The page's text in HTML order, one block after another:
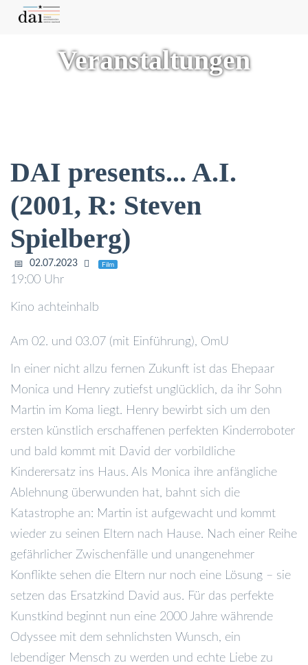
Veranstaltungen
DAI presents... A.I.
(2001, R: Steven
Spielberg)
02.07.2023 Film
19:00 Uhr
Kino achteinhalb
Am 02. und 03.07 (mit Einführung), OmU
In einer nicht allzu fernen Zukunft ist das Ehepaar
Monica und Henry zutiefst unglücklich, da ihr Sohn
Martin im Koma liegt. Henry bewirbt sich um den
ersten künstlich erschaffenen perfekten Kinderroboter
und bald kommt mit David der vorbildliche
Kinderersatz ins Haus. Als Monica ihre anfängliche
Ablehnung überwunden hat, bahnt sich die
Katastrophe an: Martin ist aufgewacht und kommt
wieder zu seinen Eltern nach Hause. Nach einer Reihe
gefährlicher Zwischenfälle und unangenehmer
Konflikte sehen die Eltern nur noch eine Lösung – sie
setzen das Ersatzkind David aus. Für das perfekte
Kunstkind beginnt nun eine 2000 Jahre währende
Odyssee mit dem sehnlichsten Wunsch, ein
lebendiger Mensch zu werden und echte Liebe zu